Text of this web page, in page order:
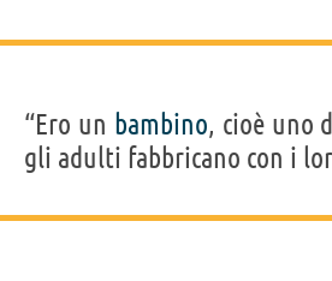
“Ero un bambino, cioè uno
gli adulti fabbricano con i